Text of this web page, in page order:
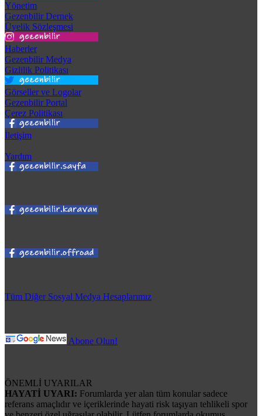
Yönetim
Gezenbilir Dernek
Üyelik Sözleşmesi
Haberler
Gezenbilir Medya
Gizlilik Politikası
Görseller ve Logolar
Gezenbilir Portal
Çerez Politikası
İletişim
Yardım
Tüm Diğer Sosyal Medya Hesaplarımız
Abone Olun!
ÖNEMLİ UYARILAR
HAYATİ UYARI: Forumlarda yer alan tüm konular sadece
referans amaçlıdır ve içeriklerinde hayati risk taşıyan tehlikeli spor